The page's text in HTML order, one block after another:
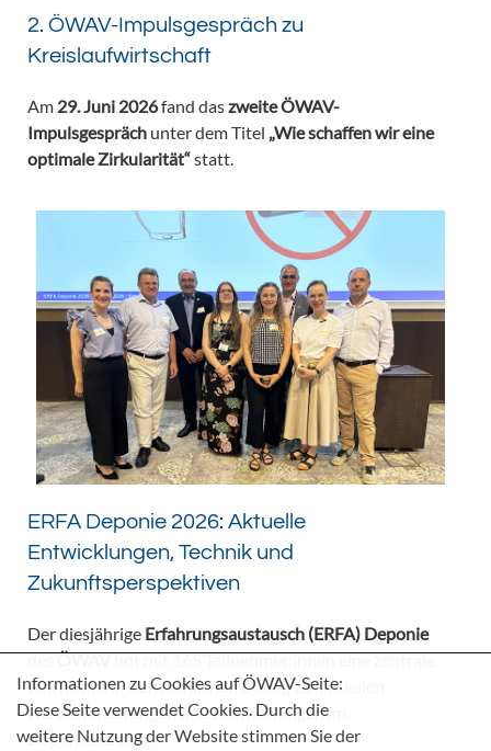
2. ÖWAV-Impulsgespräch zu
Kreislaufwirtschaft
Am 29. Juni 2026fand daszweite ÖWAV-
Impulsgespräch unter dem Titel „Wie schaffen wir eine
optimale Zirkularität“statt.
ERFA Deponie 2026: Aktuelle
Entwicklungen, Technik und
Zukunftsperspektiven
Der diesjährige Erfahrungsaustausch (ERFA) Deponie
desÖWAVbot mit 165 Teilnehmer:innen eine zentrale
Plattform für den fachlichen Dialog zu aktuellen
Herausforderungen und Entwicklungen im
Deponiebereich.
Informationen zu Cookies auf ÖWAV-Seite:
Diese Seite verwendet Cookies. Durch die
weitere Nutzung der Website stimmen Sie der